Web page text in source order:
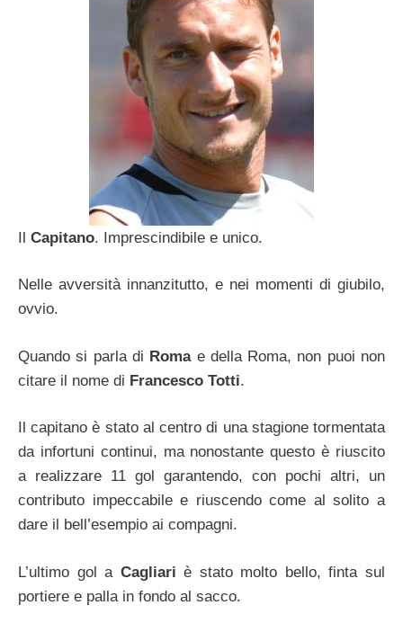
Il Capitano. Imprescindibile e unico.
Nelle avversità innanzitutto, e nei momenti di giubilo,
ovvio.
Quando si parla di Romae della Roma, non puoi non
citare il nome di Francesco Totti.
Il capitano è stato al centro di una stagione tormentata
da infortuni continui, ma nonostante questo è riuscito
a realizzare 11 gol garantendo, con pochi altri, un
contributo impeccabile e riuscendo come al solito a
dare il bell’esempio ai compagni.
L’ultimo gol a Cagliariè stato molto bello, finta sul
portiere e palla in fondo al sacco.